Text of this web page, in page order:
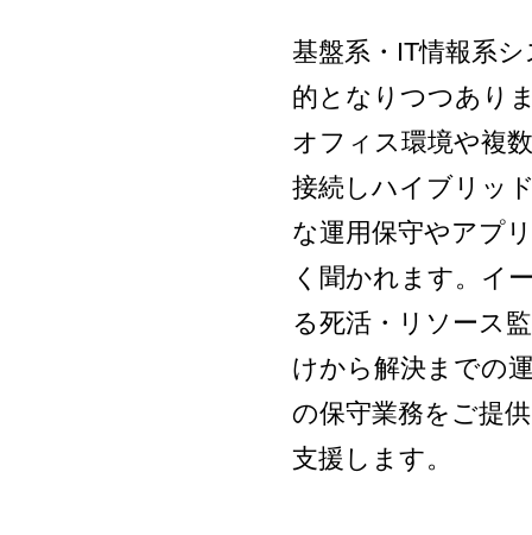
基盤系・IT情報系
的となりつつあり
オフィス環境や複
接続しハイブリッ
な運用保守やアプ
く聞かれます。イ
る死活・リソース
けから解決までの
の保守業務をご提
支援します。